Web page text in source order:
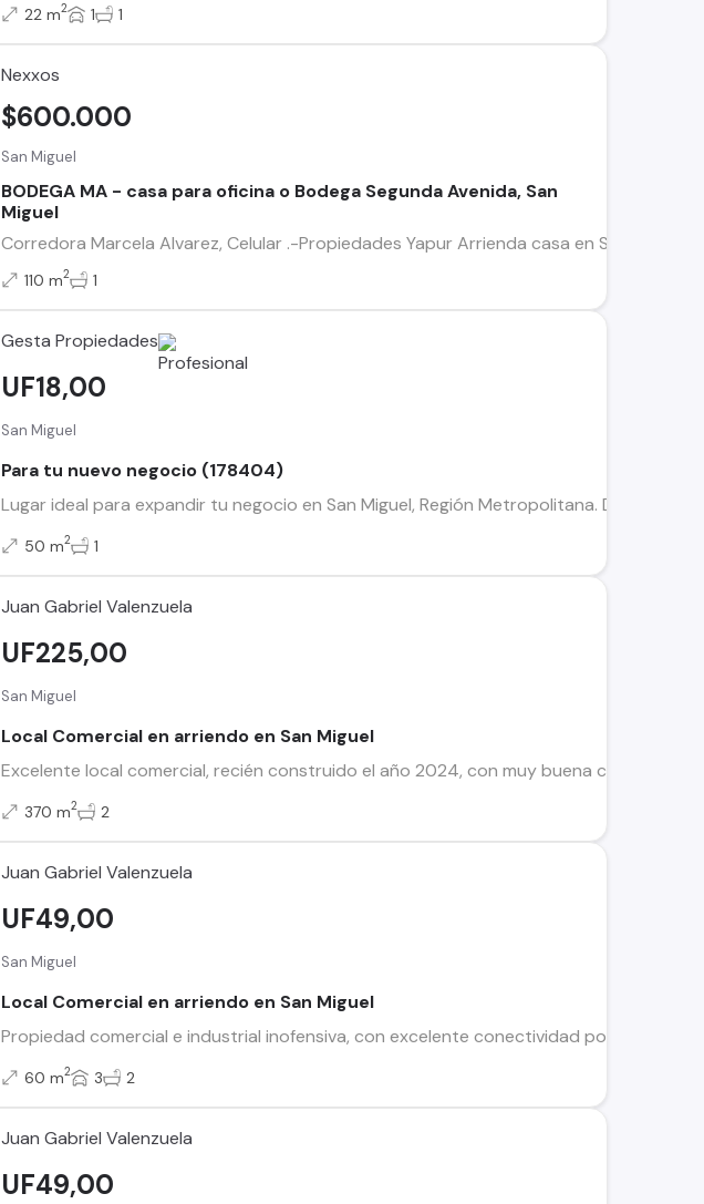
22 m2 1 1
Nexxos
San Miguel
BODEGA MA - casa para oficina o Bodega Segunda Avenida, San
Miguel
Corredora Marcela Alvarez, Celular .-Propiedades Yapur Arrienda casa en San
$600.000
110 m2 1
Gesta Propiedades
San Miguel
Para tu nuevo negocio (178404)
Lugar ideal para expandir tu negocio en San Miguel, Región Metropolitana. De 50 m²
UF18,00
50 m2 1
Juan Gabriel Valenzuela
San Miguel
Local Comercial en arriendo en San Miguel
Excelente local comercial, recién construido el año 2024, con muy buena
UF225,00
370 m2 2
Juan Gabriel Valenzuela
San Miguel
Local Comercial en arriendo en San Miguel
Propiedad comercial e industrial inofensiva, con excelente conectividad por Avenida
UF49,00
60 m2 3 2
Juan Gabriel Valenzuela
UF49,00